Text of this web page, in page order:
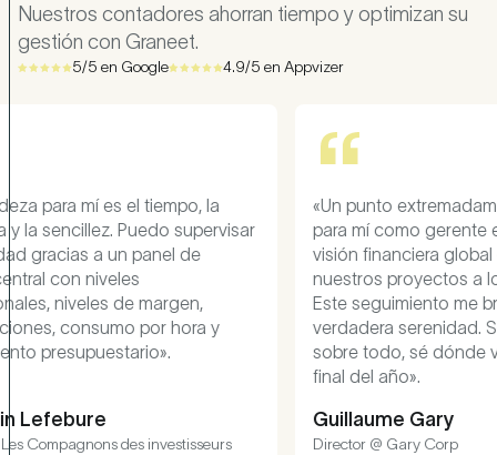
Nuestros contadores ahorran tiempo y optimizan su
gestión con Graneet.
5/5 en Google 4.9/5 en Appvizer
la
y
«Un punto extremadamente cómodo
para mí como gerente es que tengo una
visión financiera global de todos
nuestros proyectos a lo largo del año.
Este seguimiento me brinda una
verdadera serenidad. Sé a dónde voy y,
sobre todo, sé dónde voy a aterrizar al
Director @ Gary Corp